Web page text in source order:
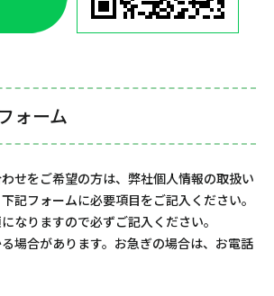
ォーム
せをご希望の方は、弊社個人情報の取扱い
記フォームに必要項目をご記入ください。
なりますので必ずご記入ください。
場合があります。お急ぎの場合は、お電話